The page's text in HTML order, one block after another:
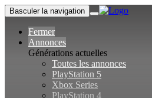
Basculer la navigation
Fermer
Annonces
Générations actuelles
Toutes les annonces
PlayStation 5
Xbox Series
PlayStation 4